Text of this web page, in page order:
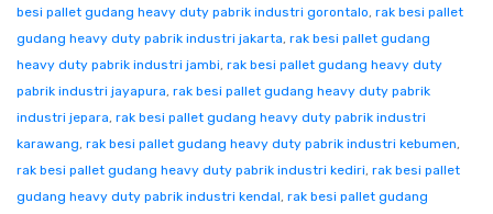
besi pallet gudang heavy duty pabrik industri gorontalo, rak besi pallet
gudang heavy duty pabrik industri jakarta, rak besi pallet gudang
heavy duty pabrik industri jambi, rak besi pallet gudang heavy duty
pabrik industri jayapura, rak besi pallet gudang heavy duty pabrik
industri jepara, rak besi pallet gudang heavy duty pabrik industri
karawang, rak besi pallet gudang heavy duty pabrik industri kebumen,
rak besi pallet gudang heavy duty pabrik industri kediri, rak besi pallet
gudang heavy duty pabrik industri kendal, rak besi pallet gudang